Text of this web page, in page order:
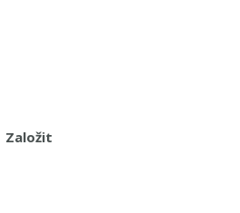
Založit